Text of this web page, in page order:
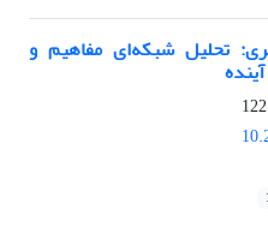
تحلیل شبکه‌ای مفاهیم و